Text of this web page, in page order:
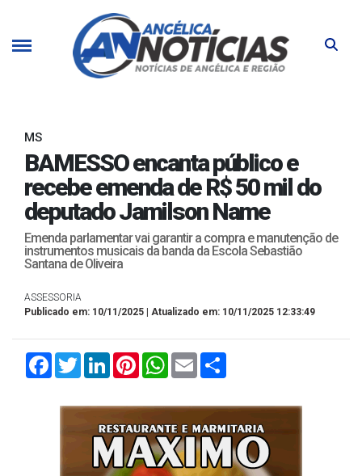
MS
BAMESSO encanta público e
recebe emenda de R$ 50 mil do
deputado Jamilson Name
Emenda parlamentar vai garantir a compra e manutenção de
instrumentos musicais da banda da Escola Sebastião
Santana de Oliveira
ASSESSORIA
Publicado em: 10/11/2025 | Atualizado em: 10/11/2025 12:33:49
FacebookTwitterLinkedInPinterestWhatsApp
Email